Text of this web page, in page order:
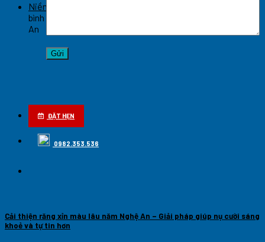
ĐẶT HẸN
0982.353.536
Niềng răng hô móm hiệu quả cao tại Nghệ An
bình luận bị tắt
An
Cải thiện răng xỉn màu lâu năm Nghệ An – Giải pháp giúp nụ cười sáng
khoẻ và tự tin hơn